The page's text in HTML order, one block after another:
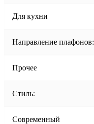
Для кухни
Направление плафонов:
Прочее
Стиль:
Современный